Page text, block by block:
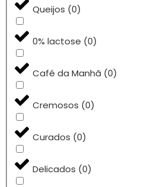
Queijos (0)
0% lactose (0)
Café da Manhã (0)
Cremosos (0)
Curados (0)
Delicados (0)